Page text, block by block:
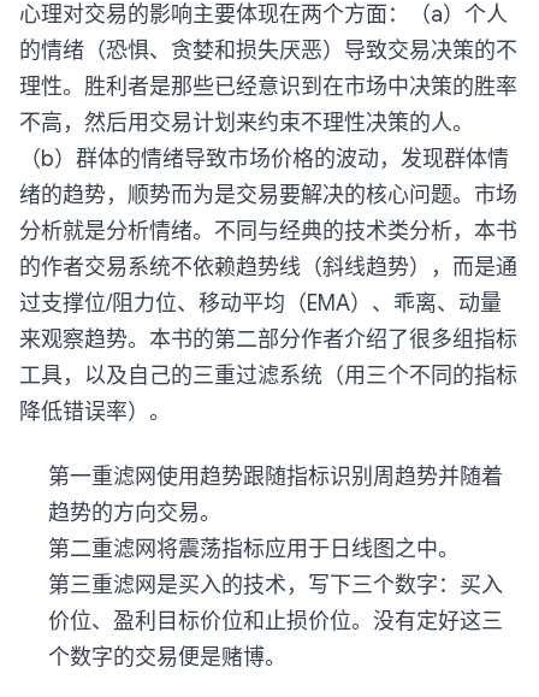
心理对交易的影响主要体现在两个方面：（a）个人
的情绪（恐惧、贪婪和损失厌恶）导致交易决策的不
理性。胜利者是那些已经意识到在市场中决策的胜率
不高，然后用交易计划来约束不理性决策的人。
（b）群体的情绪导致市场价格的波动，发现群体情
绪的趋势，顺势而为是交易要解决的核心问题。市场
分析就是分析情绪。不同与经典的技术类分析，本书
的作者交易系统不依赖趋势线（斜线趋势），而是通
过支撑位/阻力位、移动平均（EMA）、乖离、动量
来观察趋势。本书的第二部分作者介绍了很多组指标
工具，以及自己的三重过滤系统（用三个不同的指标
降低错误率）。
第一重滤网使用趋势跟随指标识别周趋势并随着
趋势的方向交易。
第二重滤网将震荡指标应用于日线图之中。
第三重滤网是买入的技术，写下三个数字：买入
价位、盈利目标价位和止损价位。没有定好这三
个数字的交易便是赌博。